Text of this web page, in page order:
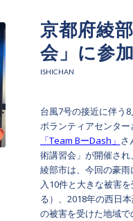
京都府綾
会」に参
ISHICHAN
台風7号の接近に伴う
ボランティアセンタ
「Team BーDash」 さ
術講習会」が開催さ
綾部市は、今回の豪
入10件と大きな被害
る）、2018年の西日
の被害を受けた地域